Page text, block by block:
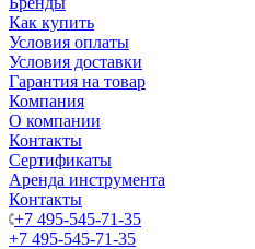
Как купить
Условия оплаты
Условия доставки
Гарантия на товар
Компания
О компании
Контакты
Сертификаты
Аренда инструмента
Контакты
+7 495-545-71-35
+7 495-545-71-35